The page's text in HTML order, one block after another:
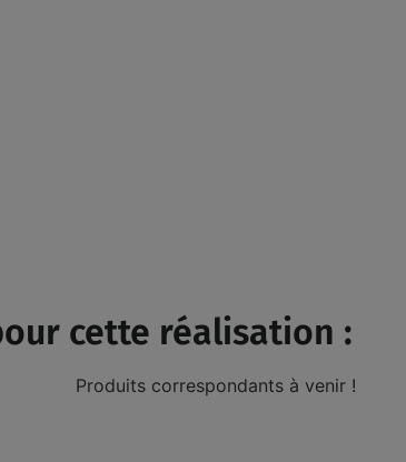
cette réalisation :
Produits correspondants à venir !